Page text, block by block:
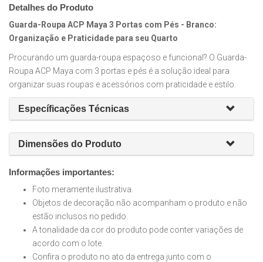
Detalhes do Produto
Guarda-Roupa ACP Maya 3 Portas com Pés - Branco:
Organização e Praticidade para seu Quarto
Procurando um guarda-roupa espaçoso e funcional? O Guarda-
Roupa ACP Maya com 3 portas e pés é a solução ideal para
organizar suas roupas e acessórios com praticidade e estilo.
Específicações Técnicas
Dimensões do Produto
Informações importantes:
Foto meramente ilustrativa.
Objetos de decoração não acompanham o produto e não
estão inclusos no pedido.
A tonalidade da cor do produto pode conter variações de
acordo com o lote.
Confira o produto no ato da entrega junto com o